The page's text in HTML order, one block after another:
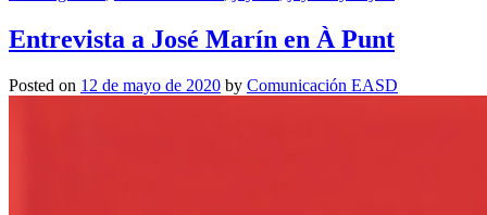
Entrevista a José Marín en À Punt
Posted on 12 de mayo de 2020 by Comunicación EASD